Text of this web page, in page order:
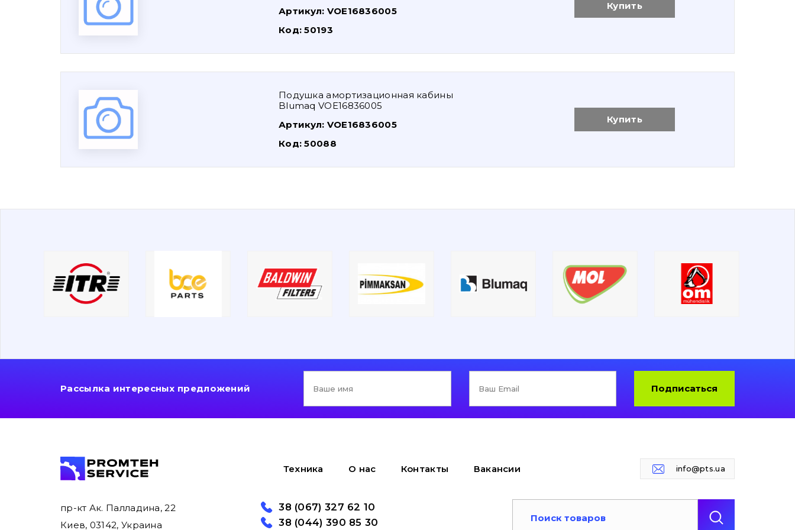
Артикул: VOE16836005
Код:50193
Купить
Подушка амортизационная кабины
Blumaq VOE16836005
Артикул: VOE16836005
Код:50088
Купить
Рассылка интересных предложений Подписаться
Техника О нас Контакты Вакансии info@pts.ua
пр-кт Ак. Палладина, 22
Киев, 03142, Украина
38 (067) 327 62 10
38 (044) 390 85 30